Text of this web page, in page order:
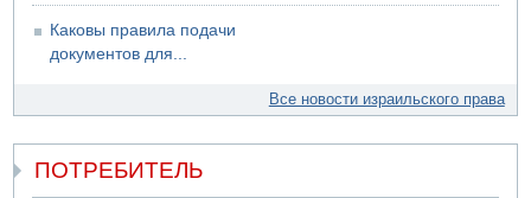
Каковы правила подачи
документов для...
Все новости израильского права
ПОТРЕБИТЕЛЬ